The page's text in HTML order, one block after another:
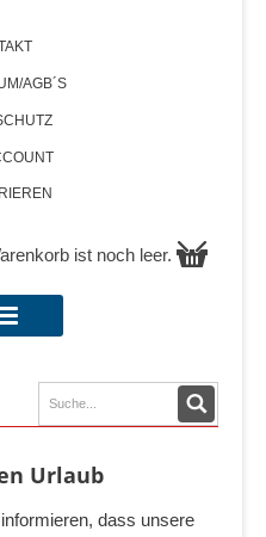
AGB´S
ist noch leer.
Urlaub
dass unsere